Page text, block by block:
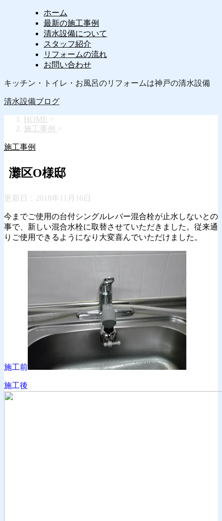
ホーム
最新の施工事例
清水設備について
スタッフ紹介
リフォームの流れ
お問い合わせ
キッチン・トイレ・お風呂のリフォームは神戸の清水設備
清水設備ブログ
HOME >
施工事例 >
施工事例
灘区O様邸
更新日： 2018年11月16日
今までご使用の台付シングルレバー混合栓が止水しないとの
事で、新しい混合水栓に取替させていただきました。従来通
りご使用できるようになり大変喜んでいただけました。
施工前
施工後